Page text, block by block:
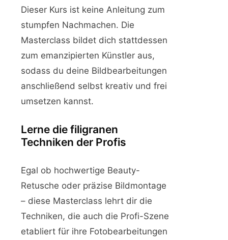
Dieser Kurs ist keine Anleitung zum
stumpfen Nachmachen. Die
Masterclass bildet dich stattdessen
zum emanzipierten Künstler aus,
sodass du deine Bildbearbeitungen
anschließend selbst kreativ und frei
umsetzen kannst.
Lerne die filigranen
Techniken der Profis
Egal ob hochwertige Beauty-
Retusche oder präzise Bildmontage
– diese Masterclass lehrt dir die
Techniken, die auch die Profi-Szene
etabliert für ihre Fotobearbeitungen